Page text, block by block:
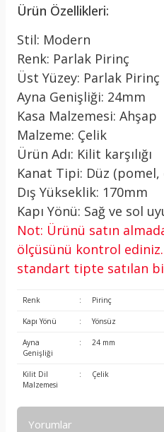
Ürün Özellikleri:
Stil: Modern
Renk: Parlak Pirinç
Üst Yüzey: Parlak Pirinç
Ayna Genişliği: 24mm
Kasa Malzemesi: Ahşap
Malzeme: Çelik
Ürün Adı: Kilit karşılığı
Kanat Tipi: Düz (pomel,
Dış Yükseklik: 170mm
Kapı Yönü: Sağ ve sol
Not: Ürünü satın
ölçüsünü kontrol ediniz.
standart tipte satılan
Renk : Pirinç
Kapı Yönü : Yönsüz
Ayna
Genişliği
: 24 mm
Kilit Dil
Malzemesi
: Çelik
Yorumlar